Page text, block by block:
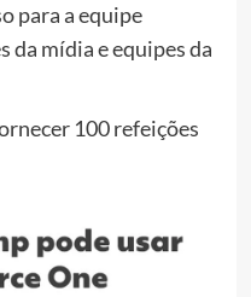
para a equipe
da mídia e equipes da
100 refeições